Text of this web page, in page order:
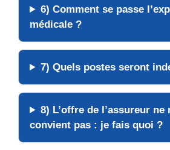
6) Comment se passe l’
médicale ?
7) Quels postes seront
8) L’offre de l’assureur ne
convient pas : je fais quoi ?